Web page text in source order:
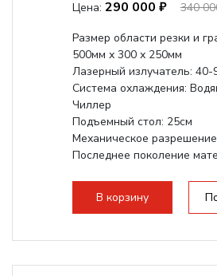
Цена: 290 000 ₽
340
Размер области резки и
500мм х 300 х 250мм
Лазерный излучатель: 40-
Система охлаждения:
Чиллер
Подъемный стол: 25см
Механическое
Последнее поколение
В корзину